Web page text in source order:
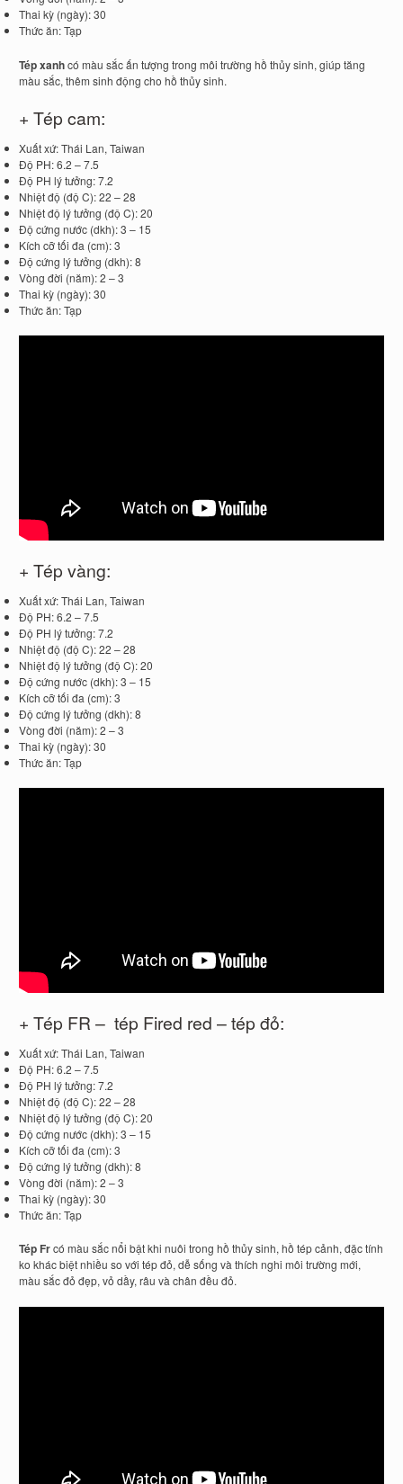
Thai kỳ (ngày): 30
Thức ăn: Tạp
Tép xanhcó màu sắc ấn tượng trong môi trường hồ thủy sinh, giúp tăng
màu sắc, thêm sinh động cho hồ thủy sinh.
+ Tép cam:
Xuất xứ: Thái Lan, Taiwan
Độ PH: 6.2 – 7.5
Độ PH lý tưởng: 7.2
Nhiệt độ (độ C): 22 – 28
Nhiệt độ lý tưởng (độ C): 20
Độ cứng nước (dkh): 3 – 15
Kích cỡ tối đa (cm): 3
Độ cứng lý tưởng (dkh): 8
Vòng đời (năm): 2 – 3
Thai kỳ (ngày): 30
Thức ăn: Tạp
+ Tép vàng:
Xuất xứ: Thái Lan, Taiwan
Độ PH: 6.2 – 7.5
Độ PH lý tưởng: 7.2
Nhiệt độ (độ C): 22 – 28
Nhiệt độ lý tưởng (độ C): 20
Độ cứng nước (dkh): 3 – 15
Kích cỡ tối đa (cm): 3
Độ cứng lý tưởng (dkh): 8
Vòng đời (năm): 2 – 3
Thai kỳ (ngày): 30
Thức ăn: Tạp
+ Tép FR – tép Fired red – tép đỏ:
Xuất xứ: Thái Lan, Taiwan
Độ PH: 6.2 – 7.5
Độ PH lý tưởng: 7.2
Nhiệt độ (độ C): 22 – 28
Nhiệt độ lý tưởng (độ C): 20
Độ cứng nước (dkh): 3 – 15
Kích cỡ tối đa (cm): 3
Độ cứng lý tưởng (dkh): 8
Vòng đời (năm): 2 – 3
Thai kỳ (ngày): 30
Thức ăn: Tạp
Tép Frcó màu sắc nổi bật khi nuôi trong hồ thủy sinh, hồ tép cảnh, đặc tính
ko khác biệt nhiều so với tép đỏ, dễ sống và thích nghi môi trường mới,
màu sắc đỏ đẹp, vỏ dầy, râu và chân đều đỏ.